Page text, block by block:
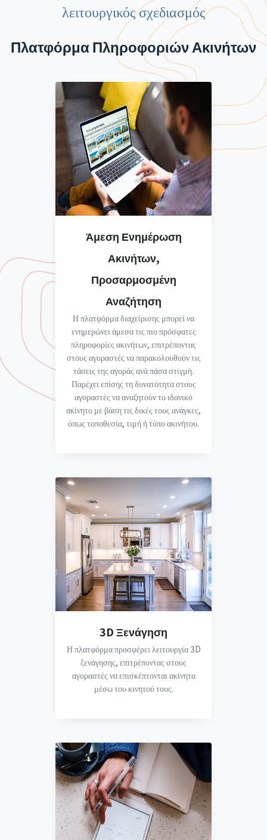
λειτουργικός σχεδιασμός
Πλατφόρμα Πληροφοριών Ακινήτων
Άμεση Ενημέρωση
Ακινήτων,
Προσαρμοσμένη
Αναζήτηση
Η πλατφόρμα διαχείρισης μπορεί να
ενημερώνει άμεσα τις πιο πρόσφατες
πληροφορίες ακινήτων, επιτρέποντας
στους αγοραστές να παρακολουθούν τις
τάσεις της αγοράς ανά πάσα στιγμή.
Παρέχει επίσης τη δυνατότητα στους
αγοραστές να αναζητούν το ιδανικό
ακίνητο με βάση τις δικές τους ανάγκες,
όπως τοποθεσία, τιμή ή τύπο ακινήτου.
3D Ξενάγηση
Η πλατφόρμα προσφέρει λειτουργία 3D
ξενάγησης, επιτρέποντας στους
αγοραστές να επισκέπτονται ακίνητα
μέσω του κινητού τους.